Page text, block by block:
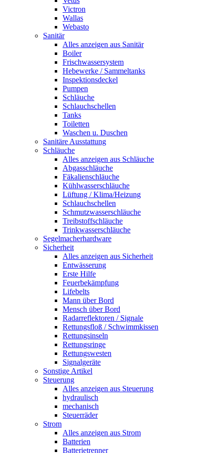
Victron
Wallas
Webasto
Sanitär
Alles anzeigen aus Sanitär
Boiler
Frischwassersystem
Hebewerke / Sammeltanks
Inspektionsdeckel
Pumpen
Schläuche
Schlauchschellen
Tanks
Toiletten
Waschen u. Duschen
Sanitäre Ausstattung
Schläuche
Alles anzeigen aus Schläuche
Abgasschläuche
Fäkalienschläuche
Kühlwasserschläuche
Lüftung / Klima/Heizung
Schlauchschellen
Schmutzwasserschläuche
Treibstoffschläuche
Trinkwasserschläuche
Segelmacherhardware
Sicherheit
Alles anzeigen aus Sicherheit
Entwässerung
Erste Hilfe
Feuerbekämpfung
Lifebelts
Mann über Bord
Mensch über Bord
Radarreflektoren / Signale
Rettungsfloß / Schwimmkissen
Rettungsinseln
Rettungsringe
Rettungswesten
Signalgeräte
Sonstige Artikel
Steuerung
Alles anzeigen aus Steuerung
hydraulisch
mechanisch
Steuerräder
Strom
Alles anzeigen aus Strom
Batterien
Batterietrenner